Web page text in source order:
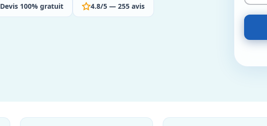
Devis 100% gratuit 4.8/5 — 255 avis